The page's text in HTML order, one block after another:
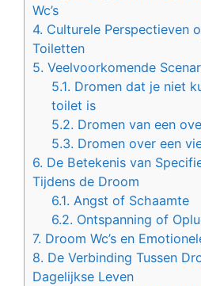
Wc’s
4. Culturele Perspectieven
Toiletten
5. Veelvoorkomende
5.1. Dromen dat je niet
toilet is
5.2. Dromen van een
5.3. Dromen over een
6. De Betekenis van
Tijdens de Droom
6.1. Angst of Schaamte
6.2. Ontspanning of
7. Droom Wc’s en
8. De Verbinding Tussen
Dagelijkse Leven